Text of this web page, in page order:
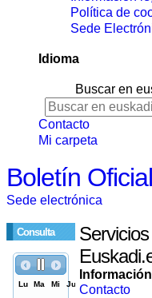
Política de
Sede
Idioma
Buscar en
Contacto
Mi carpeta
Boletín
Sede electrónica
Consulta
Contacto